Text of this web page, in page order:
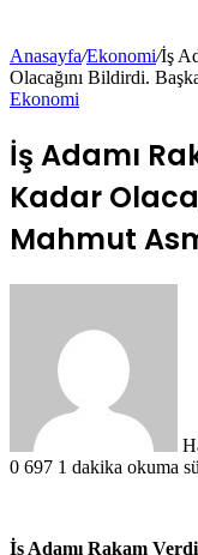
Anasayfa/Ekonomi/İş
Olacağını Bildirdi.
Ekonomi
İş Adamı
Kadar
Mahmut
0 697 1 dakika okuma
İş Adamı Rakam